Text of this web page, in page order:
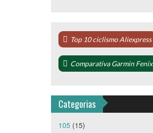
Top 10 ciclismo Aliexpress
Comparativa Garmin Fenix
Categorias
105(15)